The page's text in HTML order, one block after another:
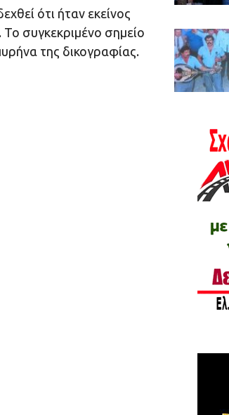
ότι ήταν εκείνος
συγκεκριμένο σημείο
της δικογραφίας.